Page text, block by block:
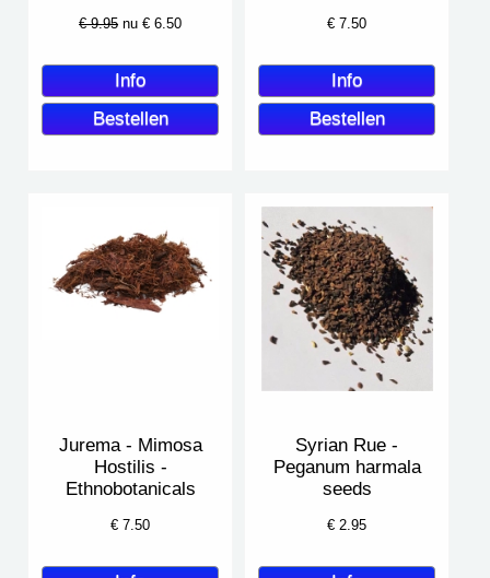
€ 9.95 nu €6.50 €7.50
Jurema - Mimosa
Hostilis -
Ethnobotanicals
€7.50
Syrian Rue -
Peganum harmala
seeds
€2.95